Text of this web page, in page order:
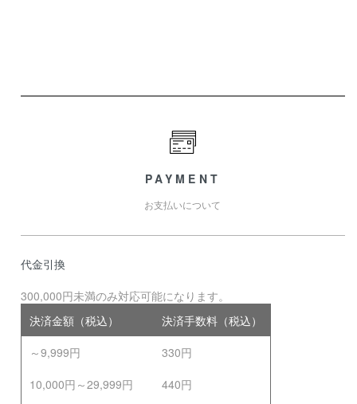
PAYMENT
お支払いについて
代金引換
300,000円未満のみ対応可能になります。
決済金額（税込）
決済手数料（税込）
～9,999円
330円
10,000円～29,999円
440円